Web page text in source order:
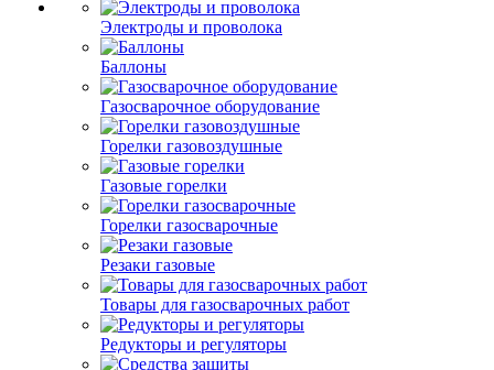
Электроды и проволока
Баллоны
Газосварочное оборудование
Горелки газовоздушные
Газовые горелки
Горелки газосварочные
Резаки газовые
Товары для газосварочных работ
Редукторы и регуляторы